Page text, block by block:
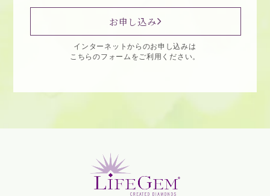
お申し込み
インターネットからのお申し込みは
こちらのフォームをご利用ください。